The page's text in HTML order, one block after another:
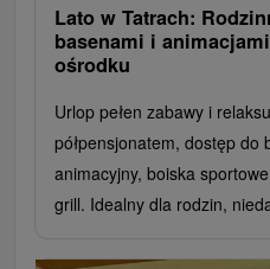
Lato w Tatrach:
basenami i
ośrodku
Urlop pełen zabawy i
półpensjonatem, dostęp do
animacyjny, boiska
grill. Idealny dla rodzin,